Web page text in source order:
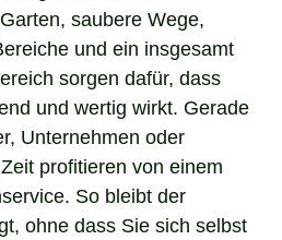
saubere Wege,
und ein insgesamt
sorgen dafür, dass
und wertig wirkt. Gerade
Unternehmen oder
profitieren von einem
So bleibt der
ohne dass Sie sich selbst